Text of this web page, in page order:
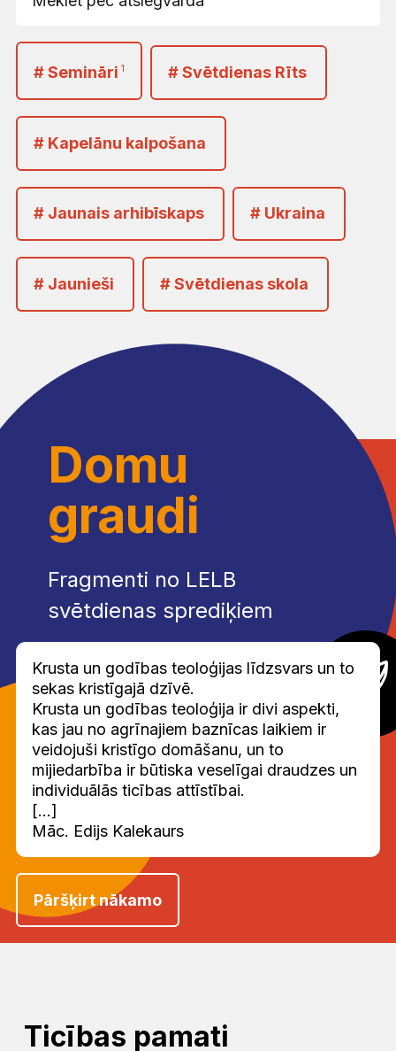
# Semināri 1 # Svētdienas Rīts
# Kapelānu kalpošana
# Jaunais arhibīskaps # Ukraina
# Jaunieši # Svētdienas skola
Krusta un godības teoloģijas līdzsvars un to
sekas kristīgajā dzīvē.
Krusta un godības teoloģija ir divi aspekti,
kas jau no agrīnajiem baznīcas laikiem ir
veidojuši kristīgo domāšanu, un to
mijiedarbība ir būtiska veselīgai draudzes un
individuālās ticības attīstībai.
[...]
Māc. Edijs Kalekaurs
Pāršķirt nākamo
Domu
graudi
Fragmenti no LELB
svētdienas sprediķiem
Ticības pamati